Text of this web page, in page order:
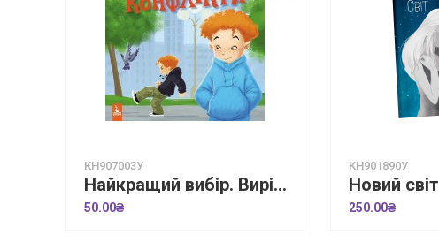
КН907003У
Найкращий вибір. Вирішуємо конфлікти
50.00₴
КН901890У
Новий світ
250.00₴